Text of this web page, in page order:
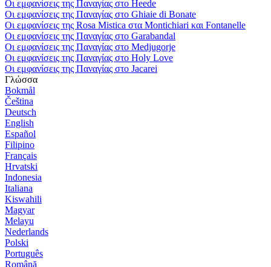
Οι εμφανίσεις της Παναγίας στο Heede
Οι εμφανίσεις της Παναγίας στο Ghiaie di Bonate
Οι εμφανίσεις της Rosa Mistica στα Montichiari και Fontanelle
Οι εμφανίσεις της Παναγίας στο Garabandal
Οι εμφανίσεις της Παναγίας στο Medjugorje
Οι εμφανίσεις της Παναγίας στο Holy Love
Οι εμφανίσεις της Παναγίας στο Jacarei
Γλώσσα
Bokmål
Čeština
Deutsch
English
Español
Filipino
Français
Hrvatski
Indonesia
Italiana
Kiswahili
Magyar
Melayu
Nederlands
Polski
Português
Română